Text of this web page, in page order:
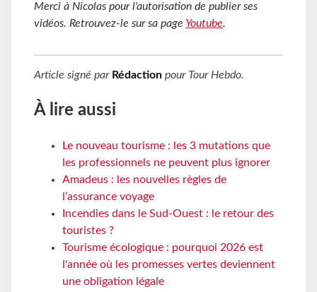
Merci à Nicolas pour l'autorisation de publier ses
vidéos. Retrouvez-le sur sa page Youtube.
Article signé par Rédaction pour Tour Hebdo.
À lire aussi
Le nouveau tourisme : les 3 mutations que
les professionnels ne peuvent plus ignorer
Amadeus : les nouvelles règles de
l’assurance voyage
Incendies dans le Sud-Ouest : le retour des
touristes ?
Tourisme écologique : pourquoi 2026 est
l'année où les promesses vertes deviennent
une obligation légale